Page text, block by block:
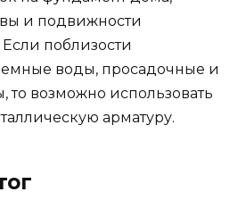
и подвижности
Если поблизости
воды, просадочные и
то возможно использовать
арматуру.